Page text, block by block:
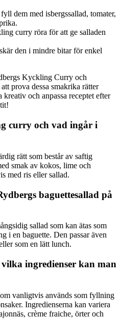
dem med isbergssallad, tomater,
curry röra för att ge salladen
den i mindre bitar för enkel
Kyckling Curry och
prova dessa smakrika rätter
och anpassa receptet efter
curry och vad ingår i
rätt som består av saftig
smak av kokos, lime och
med ris eller sallad.
baguettesallad på
sallad som kan ätas som
i en baguette. Den passar även
som en lätt lunch.
ingredienser kan man
vanligtvis används som fyllning
Ingredienserna kan variera
crème fraiche, örter och